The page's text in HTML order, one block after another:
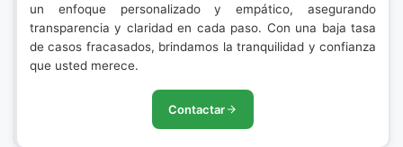
un enfoque personalizado y empático, asegurando
transparencia y claridad en cada paso. Con una baja tasa
de casos fracasados, brindamos la tranquilidad y confianza
que usted merece.
Contactar